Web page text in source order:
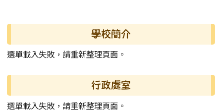
左邊區域內容 學校簡介
選單載入失敗，請重新整理頁面。
行政處室
選單載入失敗，請重新整理頁面。